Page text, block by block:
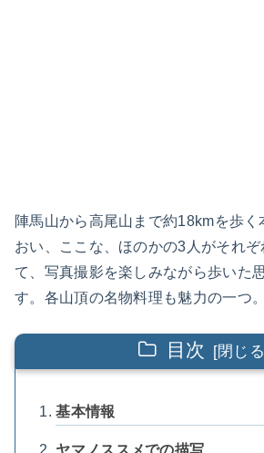
陣馬山から高尾山まで約18kmを歩
おい、ここな、ほのかの3人がそれ
て、写真撮影を楽しみながら歩いた
す。各山頂の名物料理も魅力の一つ。
目次
基本情報
ヤマノススメでの描写